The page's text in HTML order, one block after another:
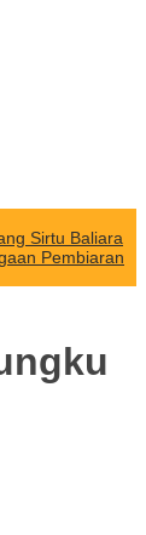
Sirtu Baliara
Pembiaran